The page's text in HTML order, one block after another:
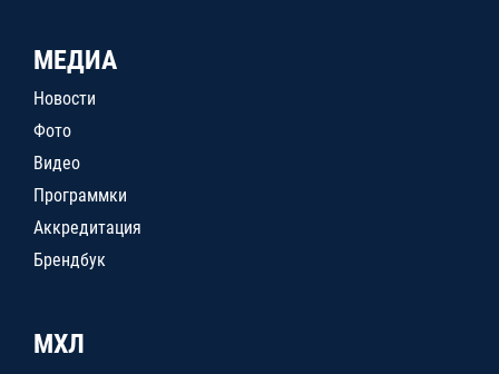
МЕДИА
Новости
Фото
Видео
Программки
Аккредитация
Брендбук
МХЛ